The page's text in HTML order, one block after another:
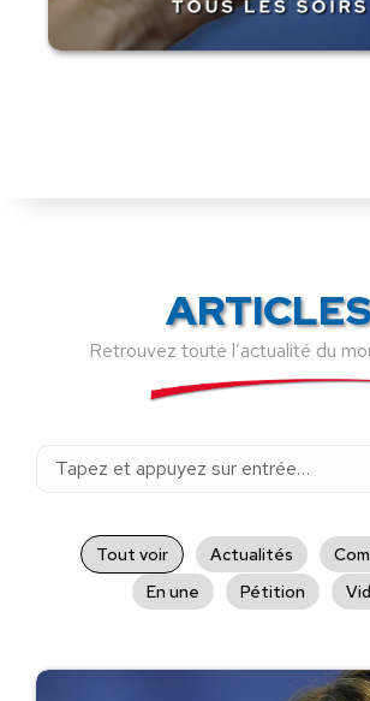
Retrouvez toute l’actualité du
Recherche
Tout voir Actualités
En une
Pétition